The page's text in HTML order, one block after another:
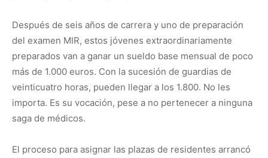
Después de seis años de carrera y uno de preparación
del examen MIR, estos jóvenes extraordinariamente
preparados van a ganar un sueldo base mensual de poco
más de 1.000 euros. Con la sucesión de guardias de
veinticuatro horas, pueden llegar a los 1.800. No les
importa. Es su vocación, pese a no pertenecer a ninguna
saga de médicos.
El proceso para asignar las plazas de residentes arrancó